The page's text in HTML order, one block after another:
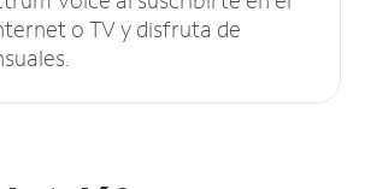
o TV y disfruta de